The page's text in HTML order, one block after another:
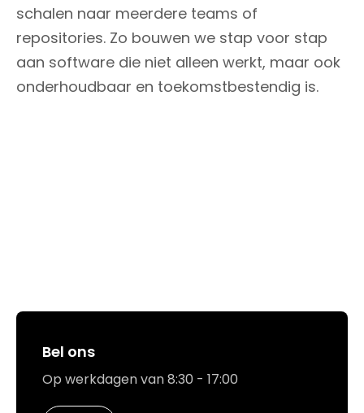
schalen naar meerdere teams of
repositories. Zo bouwen we stap voor stap
aan software die niet alleen werkt, maar ook
onderhoudbaar en toekomstbestendig is.
Bel ons
Op werkdagen van 8:30 - 17:00